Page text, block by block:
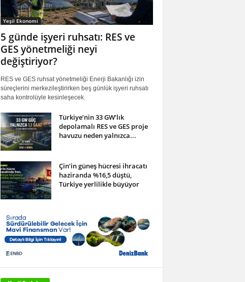
Yeşil Ekonomi
5 günde işyeri ruhsatı: RES ve
GES yönetmeliği neyi
değiştiriyor?
RES ve GES ruhsat yönetmeliği Enerji Bakanlığı izin
süreçlerini merkezileştirirken beş günlük işyeri ruhsatı
saha kontrolüyle kesinleşecek.
Türkiye’nin 33 GW’lık
depolamalı RES ve GES proje
havuzu neden yalnızca...
Çin’in güneş hücresi ihracatı
haziranda %16,5 düştü,
Türkiye yerlilikle büyüyor